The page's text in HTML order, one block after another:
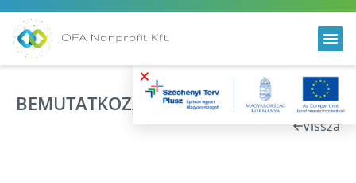
×
BEMUTATKOZÁS
Vissza